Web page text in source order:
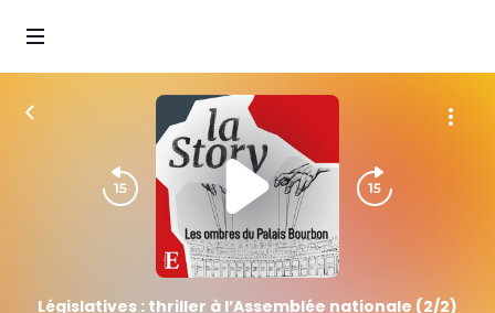
Législatives : thriller à l’Assemblée nationale (2/2)